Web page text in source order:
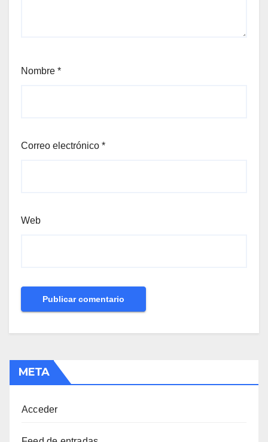
Nombre *
Correo electrónico *
Web
META
Acceder